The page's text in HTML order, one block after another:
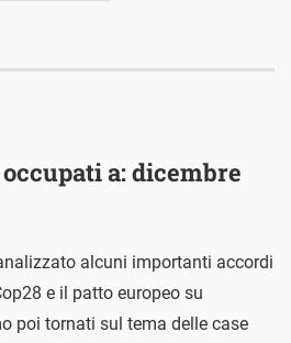
a: dicembre
alcuni importanti accordi
e il patto europeo su
poi tornati sul tema delle case